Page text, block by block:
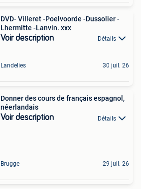
DVD- Villeret -Poelvoorde -Dussolier -
Lhermitte -Lanvin. xxx
Voir description Détails
Landelies 30 juil. 26
Donner des cours de français espagnol,
néerlandais
Voir description Détails
Brugge 29 juil. 26